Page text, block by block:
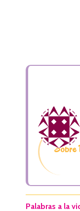
Sobre
Palabras a la